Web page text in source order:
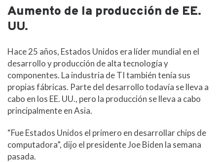
Aumento de la producción de EE.
UU.
Hace 25 años, Estados Unidos era líder mundial en el
desarrollo y producción de alta tecnología y
componentes. La industria de TI también tenía sus
propias fábricas. Parte del desarrollo todavía se lleva a
cabo en los EE. UU., pero la producción se lleva a cabo
principalmente en Asia.
“Fue Estados Unidos el primero en desarrollar chips de
computadora”, dijo el presidente Joe Biden la semana
pasada.